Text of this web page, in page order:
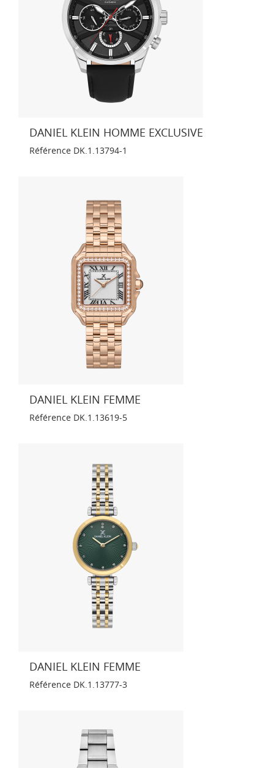
DANIEL KLEIN HOMME EXCLUSIVE
Référence DK.1.13794-1
DANIEL KLEIN FEMME
Référence DK.1.13619-5
DANIEL KLEIN FEMME
Référence DK.1.13777-3